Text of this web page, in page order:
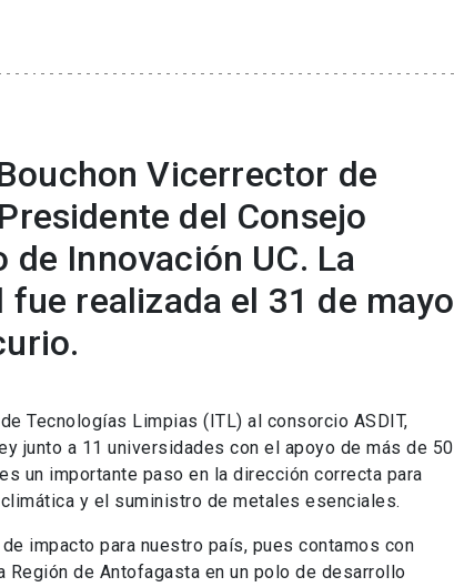
Vicerrector de
del Consejo
Innovación UC. La
realizada el 31 de mayo
Tecnologías Limpias (ITL) al consorcio ASDIT,
junto a 11 universidades con el apoyo de más de 50
un importante paso en la dirección correcta para
y el suministro de metales esenciales.
impacto para nuestro país, pues contamos con
Región de Antofagasta en un polo de desarrollo